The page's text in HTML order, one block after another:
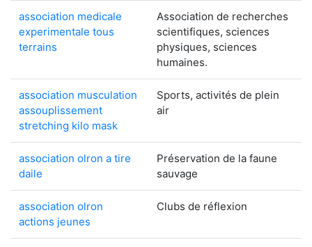
association medicale
experimentale tous
terrains
Association de recherches
scientifiques, sciences
physiques, sciences
humaines.
association musculation
assouplissement
stretching kilo mask
Sports, activités de plein
air
association olron a tire
daile
Préservation de la faune
sauvage
association olron
actions jeunes
Clubs de réflexion